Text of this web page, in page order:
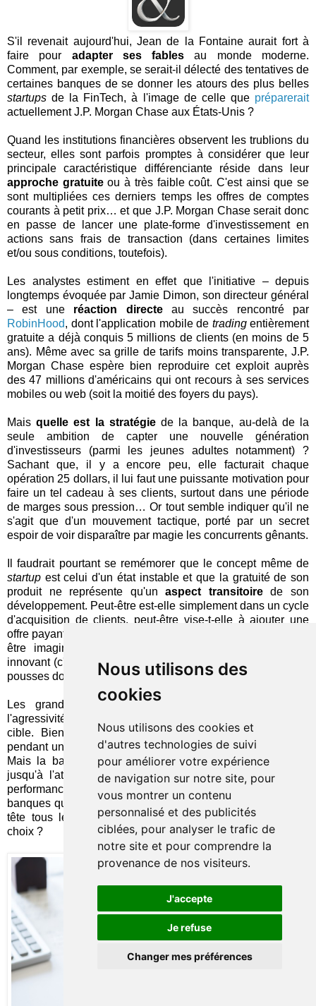
Nous utilisons des
cookies
Nous utilisons des cookies et
d'autres technologies de suivi
pour améliorer votre expérience
de navigation sur notre site, pour
vous montrer un contenu
personnalisé et des publicités
ciblées, pour analyser le trafic de
notre site et pour comprendre la
provenance de nos visiteurs.
J'accepte
Je refuse
Changer mes préférences
S'il revenait aujourd'hui, Jean de la Fontaine aurait fort à
faire pour adapter ses fables au monde moderne.
Comment, par exemple, se serait-il délecté des tentatives de
certaines banques de se donner les atours des plus belles
startups de la FinTech, à l'image de celle que préparerait
actuellement J.P. Morgan Chase aux États-Unis ?
Quand les institutions financières observent les trublions du
secteur, elles sont parfois promptes à considérer que leur
principale caractéristique différenciante réside dans leur
approche gratuiteou à très faible coût. C'est ainsi que se
sont multipliées ces derniers temps les offres de comptes
courants à petit prix… et que J.P. Morgan Chase serait donc
en passe de lancer une plate-forme d'investissement en
actions sans frais de transaction (dans certaines limites
et/ou sous conditions, toutefois).
Les analystes estiment en effet que l'initiative – depuis
longtemps évoquée par Jamie Dimon, son directeur général
– est une réaction directeau succès rencontré par
RobinHood, dont l'application mobile de tradingentièrement
gratuite a déjà conquis 5 millions de clients (en moins de 5
ans). Même avec sa grille de tarifs moins transparente, J.P.
Morgan Chase espère bien reproduire cet exploit auprès
des 47 millions d'américains qui ont recours à ses services
mobiles ou web (soit la moitié des foyers du pays).
Maisquelle est la stratégiede la banque, au-delà de la
seule ambition de capter une nouvelle génération
d'investisseurs (parmi les jeunes adultes notamment) ?
Sachant que, il y a encore peu, elle facturait chaque
opération 25 dollars, il lui faut une puissante motivation pour
faire un tel cadeau à ses clients, surtout dans une période
de marges sous pression… Or tout semble indiquer qu'il ne
s'agit que d'un mouvement tactique, porté par un secret
espoir de voir disparaître par magie les concurrents gênants.
Il faudrait pourtant se remémorer que le concept même de
startup est celui d'un état instable et que la gratuité de son
produit ne représente qu'unaspect transitoirede son
développement. Peut-être est-elle simplement dans un cycle
d'acquisition de clients, peut-être vise-t-elle à ajouter une
offre payante plus complète (principe de « freemium »), peut-
être imagine-t-elle un modèle économique radicalement
innovant (c'est le cas de RobinHood, a priori)… Ces jeunes
pousses doivent bien générer des revenus !
Les grands groupes qui se contentent de répliquer
l'agressivité tarifaire des nouveaux entrants se trompent de
cible. Bien sûr, cela peut suffire à contenir la menace
pendant un temps, en réduisant l'écart aux yeux des clients.
Mais la bataille ne se termine pas là : elle se prolonge
jusqu'à l'atteinte d'un équilibre par lastartup , combinant
performance économique et efficacité opérationnelle. Les
banques qui s'aventurent dans lelow costont-elles bien en
tête tous les
enjeux stratégiquesqui accompagnent ce
choix ?